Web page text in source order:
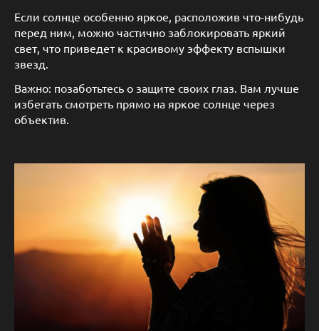
Если солнце особенно яркое, расположив что-нибудь
перед ним, можно частично заблокировать яркий
свет, что приведет к красивому эффекту вспышки
звезд.
Важно: позаботьтесь о защите своих глаз. Вам лучше
избегать смотреть прямо на яркое солнце через
объектив.